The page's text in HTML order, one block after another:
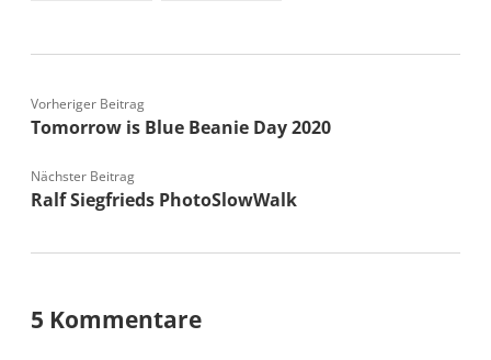
Vorheriger Beitrag
Tomorrow is Blue Beanie Day 2020
Nächster Beitrag
Ralf Siegfrieds PhotoSlowWalk
5 Kommentare